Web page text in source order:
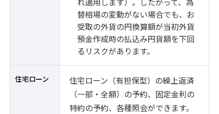
替相場の変動がない場合でも、お
受取の外貨の円換算額が当初外貨
預金作成時の払込み円貨額を下回
るリスクがあります。
住宅ローン
住宅ローン（有担保型）の繰上返済
（一部・全額）の予約、固定金利の
特約の予約、各種照会ができます。